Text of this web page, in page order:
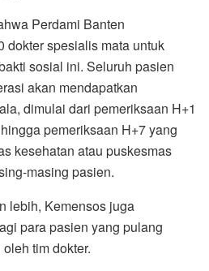
Perdami Banten
dokter spesialis mata untuk
sosial ini. Seluruh pasien
akan mendapatkan
dimulai dari pemeriksaan H+1
pemeriksaan H+7 yang
kesehatan atau puskesmas
masing pasien.
lebih, Kemensos juga
para pasien yang pulang
tim dokter.